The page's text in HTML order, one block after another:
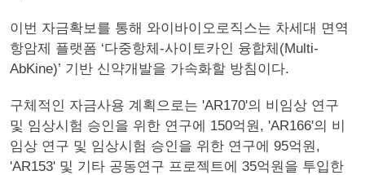
이번 자금확보를 통해 와이바이오로직스는 차세대 면역
항암제 플랫폼 ‘다중항체-사이토카인 융합체(Multi-
AbKine)’ 기반 신약개발을 가속화할 방침이다.
구체적인 자금사용 계획으로는 'AR170'의 비임상 연구
및 임상시험 승인을 위한 연구에 150억원, 'AR166'의 비
임상 연구 및 임상시험 승인을 위한 연구에 95억원,
'AR153' 및 기타 공동연구 프로젝트에 35억원을 투입한